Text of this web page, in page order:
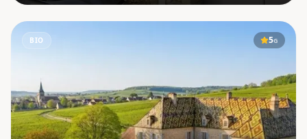
BIO 5G